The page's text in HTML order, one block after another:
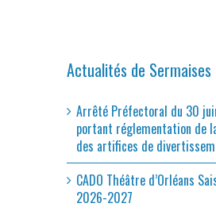
Actualités de Sermaises
Arrêté Préfectoral du 30
portant réglementation de
des artifices de
CADO Théâtre d’Orléans
2026-2027